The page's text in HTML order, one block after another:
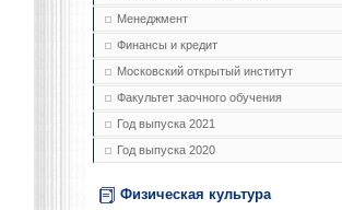
Менеджмент
Финансы и кредит
Московский открытый институт
Факультет заочного обучения
Год выпуска 2021
Год выпуска 2020
Физическая культура